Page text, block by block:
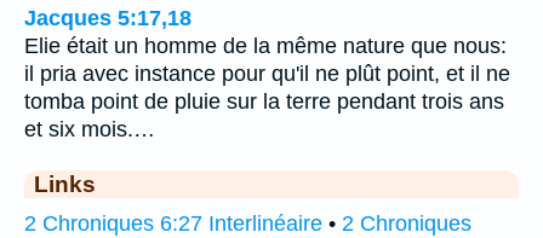
Jacques 5:17,18
Elie était un homme de la même nature que nous:
il pria avec instance pour qu'il ne plût point, et il ne
tomba point de pluie sur la terre pendant trois ans
et six mois.…
Links
2 Chroniques 6:27 Interlinéaire • 2 Chroniques